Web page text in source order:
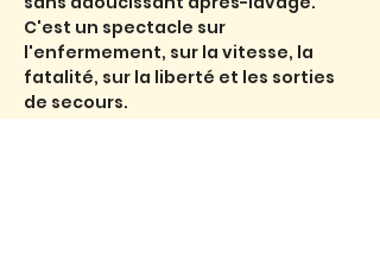
C'est un spectacle sur
l'enfermement, sur la vitesse, la
fatalité, sur la liberté et les sorties
de secours.